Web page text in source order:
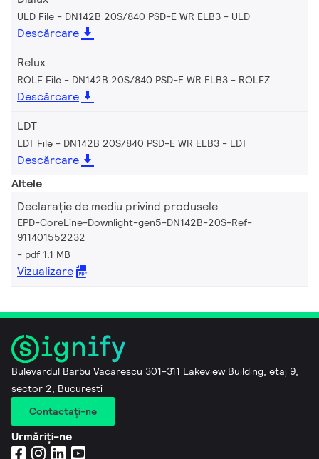
ULD File - DN142B 20S/840 PSD-E WR ELB3 ULD
Descărcare
Relux
ROLF File - DN142B 20S/840 PSD-E WR ELB3 ROLFZ
Descărcare
LDT
LDT File - DN142B 20S/840 PSD-E WR ELB3 LDT
Descărcare
Altele
Declarație de mediu privind produsele
EPD-CoreLine-Downlight-gen5-DN142B-20S-Ref-
911401552232
pdf 1.1 MB
Vizualizare
Bulevardul Barbu Vacarescu 301-311 Lakeview Building, etaj 9,
sector 2, Bucuresti
Contactaţi-ne
Urmăriți-ne